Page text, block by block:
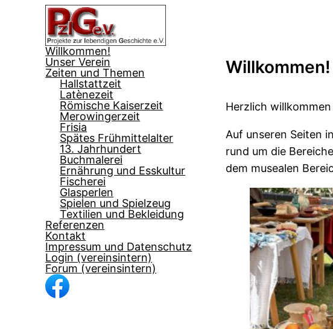
Willkommen!
Unser Verein
Zeiten und Themen
Hallstattzeit
Latènezeit
Römische Kaiserzeit
Merowingerzeit
Frisia
Spätes Frühmittelalter
13. Jahrhundert
Buchmalerei
Ernährung und Esskultur
Fischerei
Glasperlen
Spielen und Spielzeug
Textilien und Bekleidung
Referenzen
Kontakt
Impressum und Datenschutz
Login (vereinsintern)
Forum (vereinsintern)
Willkommen!
Herzlich
Auf unseren Seiten
rund um die
dem musealen